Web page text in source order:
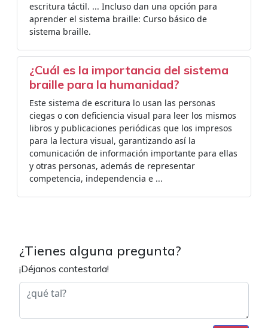
escritura táctil. ... Incluso dan una opción para
aprender el sistema braille: Curso básico de
sistema braille.
¿Cuál es la importancia del sistema
braille para la humanidad?
Este sistema de escritura lo usan las personas
ciegas o con deficiencia visual para leer los mismos
libros y publicaciones periódicas que los impresos
para la lectura visual, garantizando así la
comunicación de información importante para ellas
y otras personas, además de representar
competencia, independencia e ...
¿Tienes alguna pregunta?
¡Déjanos contestarla!